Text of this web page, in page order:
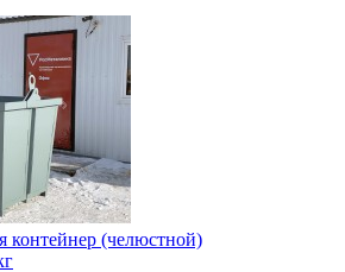
(челюстной)